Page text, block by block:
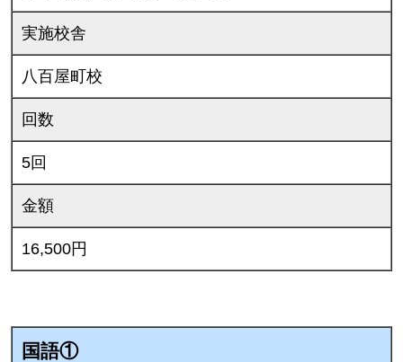
実施校舎
八百屋町校
回数
5回
金額
16,500円
国語①